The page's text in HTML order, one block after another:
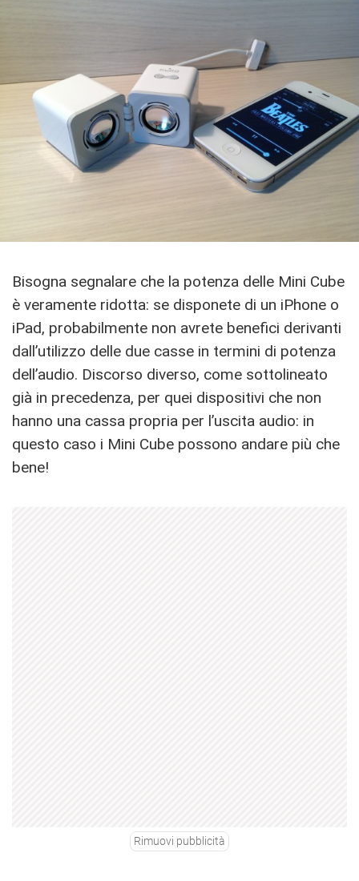
Bisogna segnalare che la potenza delle Mini Cube
è veramente ridotta: se disponete di un iPhone o
iPad, probabilmente non avrete benefici derivanti
dall’utilizzo delle due casse in termini di potenza
dell’audio. Discorso diverso, come sottolineato
già in precedenza, per quei dispositivi che non
hanno una cassa propria per l’uscita audio: in
questo caso i Mini Cube possono andare più che
bene!
Rimuovi pubblicità